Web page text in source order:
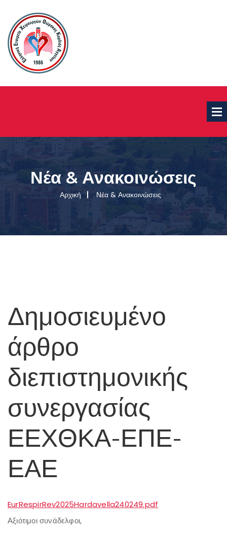
Νέα & Ανακοινώσεις
Αρχική Νέα & Ανακοινώσεις
Δημοσιευμένο
άρθρο
διεπιστημονικής
συνεργασίας
ΕΕΧΘΚΑ-ΕΠΕ-
ΕΑΕ
EurRespirRev2025Hardavella240249.pdf
Αξιότιμοι συνάδελφοι,